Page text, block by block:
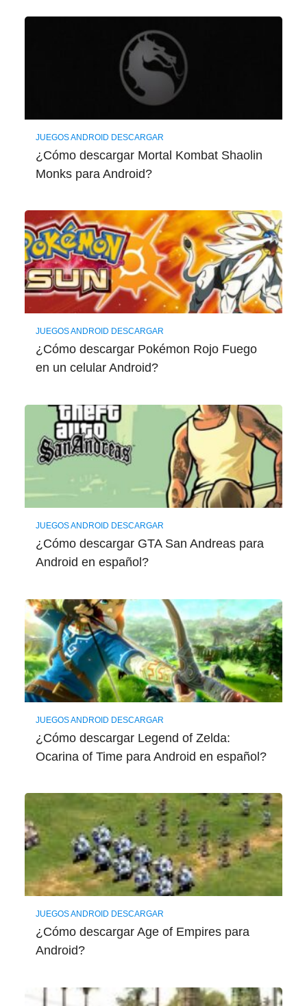
JUEGOS ANDROID DESCARGAR
¿Cómo descargar Mortal Kombat Shaolin
Monks para Android?
JUEGOS ANDROID DESCARGAR
¿Cómo descargar Pokémon Rojo Fuego
en un celular Android?
JUEGOS ANDROID DESCARGAR
¿Cómo descargar GTA San Andreas para
Android en español?
JUEGOS ANDROID DESCARGAR
¿Cómo descargar Legend of Zelda:
Ocarina of Time para Android en español?
JUEGOS ANDROID DESCARGAR
¿Cómo descargar Age of Empires para
Android?